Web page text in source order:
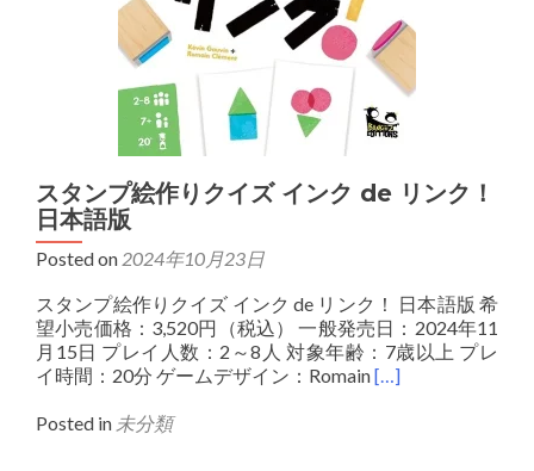
スタンプ絵作りクイズ インク de リンク！
日本語版
Posted on 2024年10月23日
スタンプ絵作りクイズ インク de リンク！ 日本語版 希
望小売価格：3,520円（税込） 一般発売日：2024年11
月15日 プレイ人数：2～8人 対象年齢：7歳以上 プレ
イ時間：20分 ゲームデザイン：Romain[…]
Posted in 未分類